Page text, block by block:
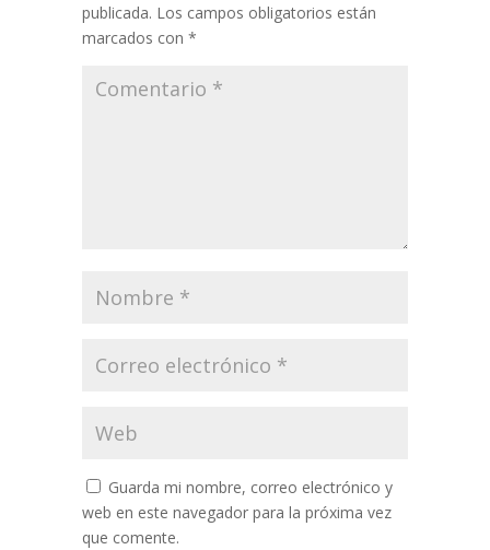
publicada. Los campos obligatorios están
marcados con *
Guarda mi nombre, correo electrónico y
web en este navegador para la próxima vez
que comente.